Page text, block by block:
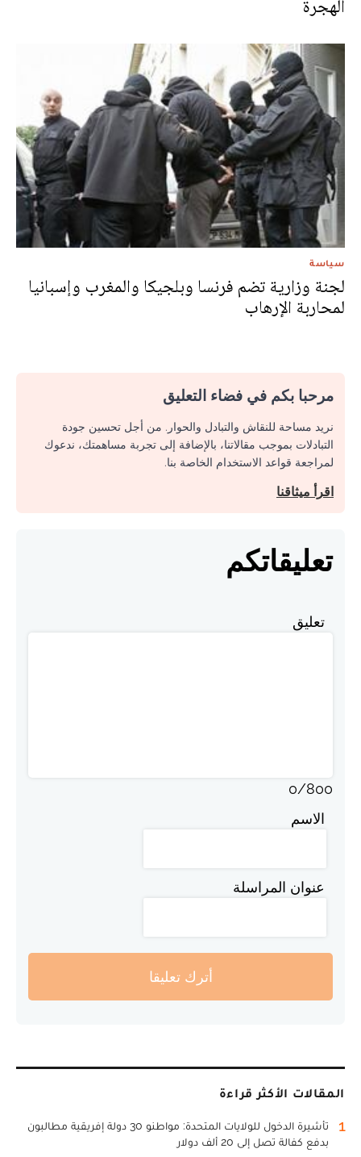
الهجرة
سياسة
لجنة وزارية تضم فرنسا وبلجيكا والمغرب وإسبانيا
لمحاربة الإرهاب
مرحبا بكم في فضاء التعليق
نريد مساحة للنقاش والتبادل والحوار. من أجل تحسين جودة
التبادلات بموجب مقالاتنا، بالإضافة إلى تجربة مساهمتك، ندعوك
لمراجعة قواعد الاستخدام الخاصة بنا.
اقرأ ميثاقنا
تعليقاتكم
تعليق
0/800
الاسم
عنوان المراسلة
أترك تعليقا
المقالات الأكثر قراءة
1
تأشيرة الدخول للولايات المتحدة: مواطنو 30 دولة إفريقية مطالبون
بدفع كفالة تصل إلى 20 ألف دولار